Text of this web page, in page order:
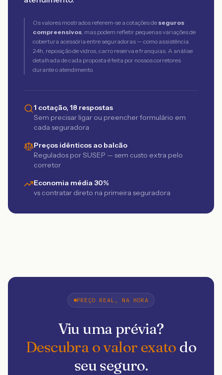
Os valores mostrados referem-se a cotações de seguros
compreensivos, mas podem refletir pequenas variações de
cobertura acessória entre seguradoras — como assistência
24h, reposição de vidros, carro reserva e franquias. A análise
detalhada de cada proposta é feita por nossos corretores
durante o atendimento.
1 cotação, 18 respostas
Sem precisar ligar ou preencher formulário em
cada seguradora
Preços idênticos ao balcão
Regulados por SUSEP — sem custo extra pelo
corretor
Economia média 30%
vs contratar direto na primeira seguradora
PREÇO REAL, NA HORA
Viu uma prévia?
Descubra o valor exato do
seu seguro.